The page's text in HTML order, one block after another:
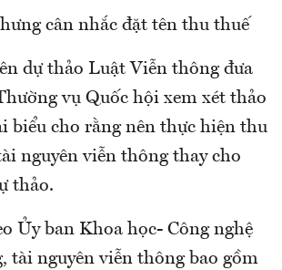
cân nhắc đặt tên thu thuế
dự thảo Luật Viễn thông đưa
vụ Quốc hội xem xét thảo
biểu cho rằng nên thực hiện thu
nguyên viễn thông thay cho
thảo.
Ủy ban Khoa học- Công nghệ
tài nguyên viễn thông bao gồm